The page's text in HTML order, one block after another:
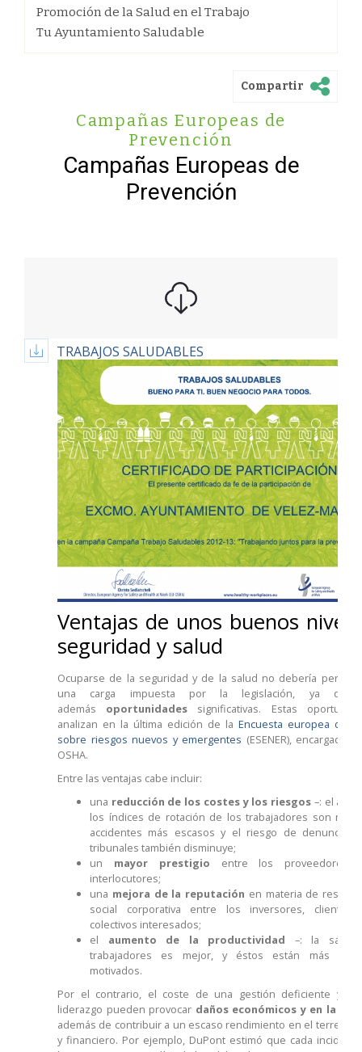
Promoción de la Salud en el Trabajo
Tu Ayuntamiento Saludable
Compartir
Campañas Europeas de
Prevención
Campañas Europeas de
Prevención
TRABAJOS SALUDABLES
Ventajas de unos buenos
seguridad y salud
Ocuparse de la seguridad y de la salud no debería
una carga impuesta por la legislación, ya que
además oportunidades significativas. Estas
analizan en la última edición de la Encuesta europea de
sobre riesgos nuevos y emergentes (ESENER), encargada
OSHA.
Entre las ventajas cabe incluir:
una reducción de los costes y los riesgos –: el
los índices de rotación de los trabajadores son
accidentes más escasos y el riesgo de denuncias
tribunales también disminuye;
un mayor prestigio entre los proveedores
interlocutores;
una mejora de la reputación en materia de
social corporativa entre los inversores,
colectivos interesados;
el aumento de la productividad –: la
trabajadores es mejor, y éstos están más
motivados.
Por el contrario, el coste de una gestión deficiente y la
liderazgo pueden provocar daños económicos y en la
además de contribuir a un escaso rendimiento en el terreno
y financiero. Por ejemplo, DuPont estimó que cada